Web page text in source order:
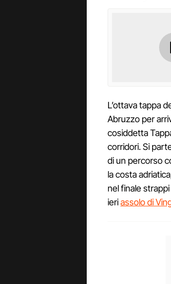
L’ottava tappa
Abruzzo per
cosiddetta
corridori. Si
di un percorso
la costa
nel finale
ieriassolo di